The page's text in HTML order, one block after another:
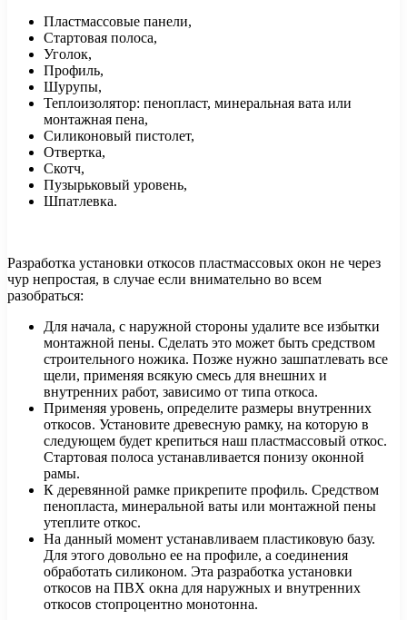
Пластмассовые панели,
Стартовая полоса,
Уголок,
Профиль,
Шурупы,
Теплоизолятор: пенопласт, минеральная вата или
монтажная пена,
Силиконовый пистолет,
Отвертка,
Скотч,
Пузырьковый уровень,
Шпатлевка.
Разработка установки откосов пластмассовых окон не через
чур непростая, в случае если внимательно во всем
разобраться:
Для начала, с наружной стороны удалите все избытки
монтажной пены. Сделать это может быть средством
строительного ножика. Позже нужно зашпатлевать все
щели, применяя всякую смесь для внешних и
внутренних работ, зависимо от типа откоса.
Применяя уровень, определите размеры внутренних
откосов. Установите древесную рамку, на которую в
следующем будет крепиться наш пластмассовый откос.
Стартовая полоса устанавливается понизу оконной
рамы.
К деревянной рамке прикрепите профиль. Средством
пенопласта, минеральной ваты или монтажной пены
утеплите откос.
На данный момент устанавливаем пластиковую базу.
Для этого довольно ее на профиле, а соединения
обработать силиконом. Эта разработка установки
откосов на ПВХ окна для наружных и внутренних
откосов стопроцентно монотонна.